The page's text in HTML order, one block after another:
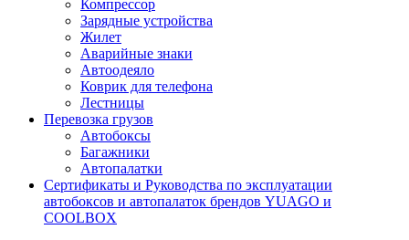
Компрессор
Зарядные устройства
Жилет
Аварийные знаки
Автоодеяло
Коврик для телефона
Лестницы
Перевозка грузов
Автобоксы
Багажники
Автопалатки
Сертификаты и Руководства по эксплуатации
автобоксов и автопалаток брендов YUAGO и
COOLBOX